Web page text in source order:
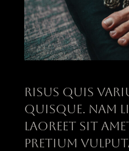
Risus quis
quisque. Nam
laoreet sit
pretium